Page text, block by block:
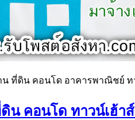
น ที่ดิน คอนโด อาคารพาณิชย์
น คอนโด ทาวน์เฮ้า